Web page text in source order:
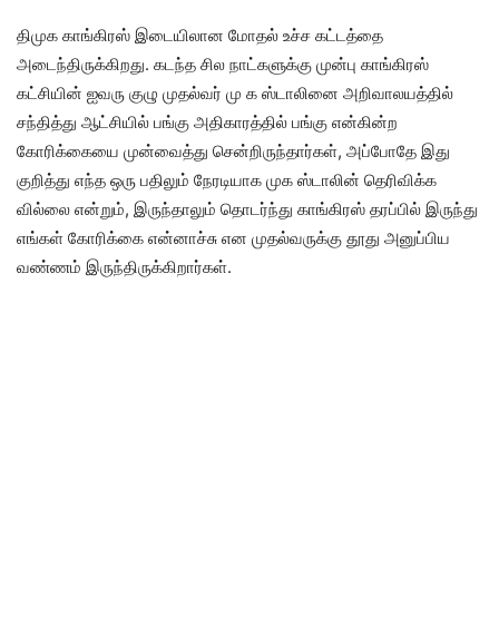
திமுக காங்கிரஸ் இடையிலான மோதல் உச்ச கட்டத்தை
அடைந்திருக்கிறது. கடந்த சில நாட்களுக்கு முன்பு காங்கிரஸ்
கட்சியின் ஐவரு குழு முதல்வர் மு க ஸ்டாலினை அறிவாலயத்தில்
சந்தித்து ஆட்சியில் பங்கு அதிகாரத்தில் பங்கு என்கின்ற
கோரிக்கையை முன்வைத்து சென்றிருந்தார்கள், அப்போதே இது
குறித்து எந்த ஒரு பதிலும் நேரடியாக முக ஸ்டாலின் தெரிவிக்க
வில்லை என்றும், இருந்தாலும் தொடர்ந்து காங்கிரஸ் தரப்பில் இருந்து
எங்கள் கோரிக்கை என்னாச்சு என முதல்வருக்கு தூது அனுப்பிய
வண்ணம் இருந்திருக்கிறார்கள்.